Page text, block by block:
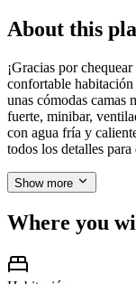
About this
¡Gracias por
confortable
unas cómodas
fuerte, minibar,
con agua fría y
todos los detalles
Show more
Where you